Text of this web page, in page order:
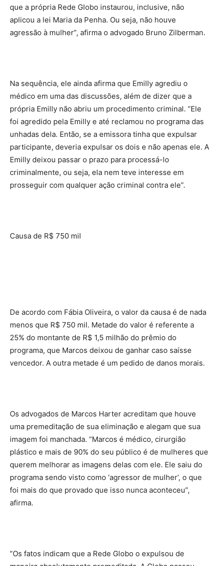
que a própria Rede Globo instaurou, inclusive, não
aplicou a lei Maria da Penha. Ou seja, não houve
agressão à mulher”, afirma o advogado Bruno Zilberman.
Na sequência, ele ainda afirma que Emilly agrediu o
médico em uma das discussões, além de dizer que a
própria Emilly não abriu um procedimento criminal. “Ele
foi agredido pela Emilly e até reclamou no programa das
unhadas dela. Então, se a emissora tinha que expulsar
participante, deveria expulsar os dois e não apenas ele. A
Emilly deixou passar o prazo para processá-lo
criminalmente, ou seja, ela nem teve interesse em
prosseguir com qualquer ação criminal contra ele”.
Causa de R$ 750 mil
De acordo com Fábia Oliveira, o valor da causa é de nada
menos que R$ 750 mil. Metade do valor é referente a
25% do montante de R$ 1,5 milhão do prêmio do
programa, que Marcos deixou de ganhar caso saísse
vencedor. A outra metade é um pedido de danos morais.
Os advogados de Marcos Harter acreditam que houve
uma premeditação de sua eliminação e alegam que sua
imagem foi manchada. “Marcos é médico, cirurgião
plástico e mais de 90% do seu público é de mulheres que
querem melhorar as imagens delas com ele. Ele saiu do
programa sendo visto como ‘agressor de mulher’, o que
foi mais do que provado que isso nunca aconteceu”,
afirma.
“Os fatos indicam que a Rede Globo o expulsou de